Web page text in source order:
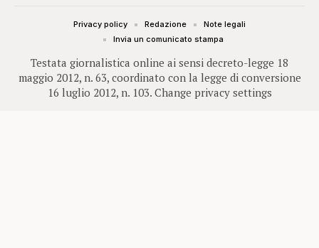
Testata giornalistica online ai sensi decreto-legge 18
maggio 2012, n. 63, coordinato con la legge di conversione
16 luglio 2012, n. 103. Change privacy settings
Privacy policy Redazione
Note legali
Invia un comunicato stampa